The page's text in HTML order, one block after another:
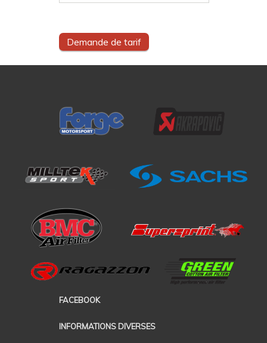
Demande de tarif
FACEBOOK
INFORMATIONS DIVERSES